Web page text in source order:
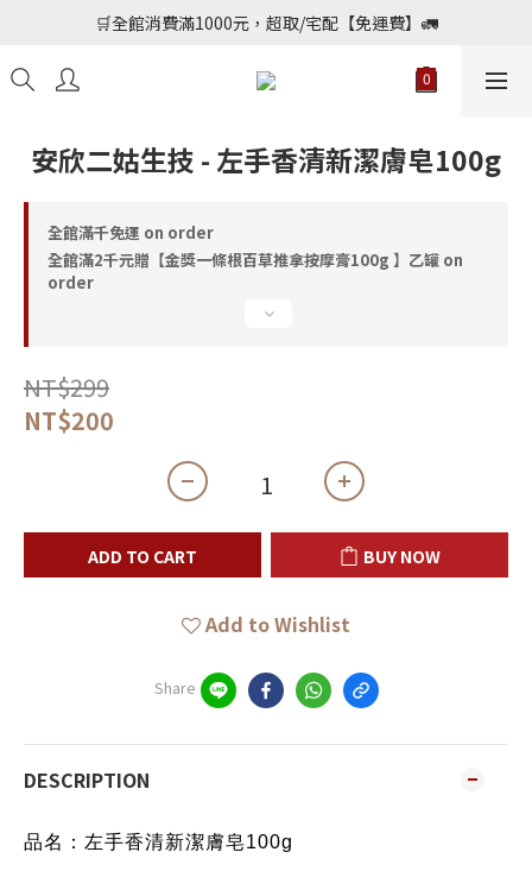
📢加入會員送購物金$150，勾選優惠通知不定期會員專屬好康
🛒全館消費滿1000元，超取/宅配【免運費】🚛
📢加入會員送購物金$150，勾選優惠通知不定期會員專屬好康
安欣二姑生技 - 左手香清新潔膚皂100g
全館滿千免運 on order
全館滿2千元贈【金獎一條根百草推拿按摩膏100g 】乙罐 on
order
NT$299
NT$200
ADD TO CART BUY NOW
Add to Wishlist
Share
DESCRIPTION
品名：左手香清新潔膚皂100g